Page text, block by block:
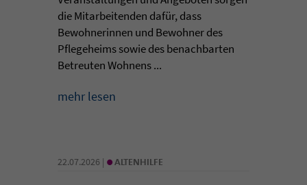
die Mitarbeitenden dafür, dass
Bewohnerinnen und Bewohner des
Pflegeheims sowie des benachbarten
Betreuten Wohnens ...
mehr lesen
22.07.2026 | • ALTENHILFE